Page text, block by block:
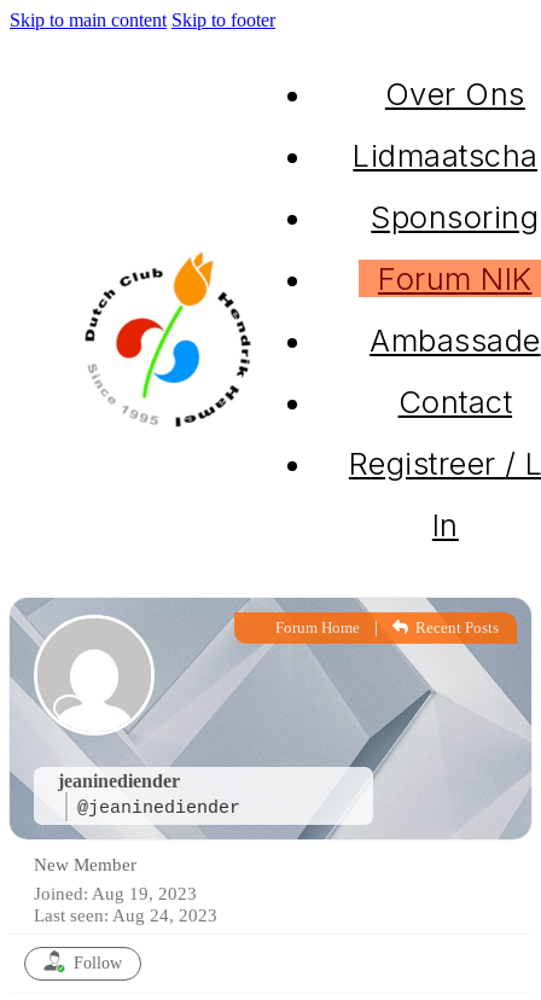
Skip to main content Skip to footer
Over Ons
Sponsoring
Forum NIK
Ambassade
Contact
Registreer /
In
jeaninediender
@jeaninediender
Forum Home| Recent Posts
New Member
Joined: Aug 19, 2023
Last seen: Aug 24, 2023
Follow